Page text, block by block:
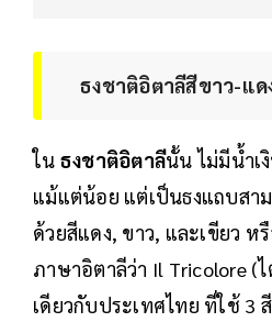
ธงชาติอิตาลีสีขาว-แด
ใน ธงชาติอิตาลีนั้น ไม่มีน้ำเ
แม้แต่น้อย แต่เป็นธงแถบสา
ด้วยสีแดง, ขาว, และเขียว ห
ภาษาอิตาลีว่า Il Tricolore (
เดียวกับประเทศไทย ที่ใช้ 3